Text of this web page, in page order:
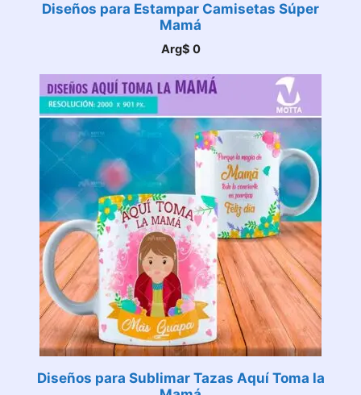
Diseños para Estampar Camisetas Súper
Mamá
Arg$ 0
Diseños para Sublimar Tazas Aquí Toma la